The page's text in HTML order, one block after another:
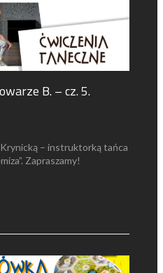
B. – cz. 5.
– instruktorką tańca
Zapraszamy!